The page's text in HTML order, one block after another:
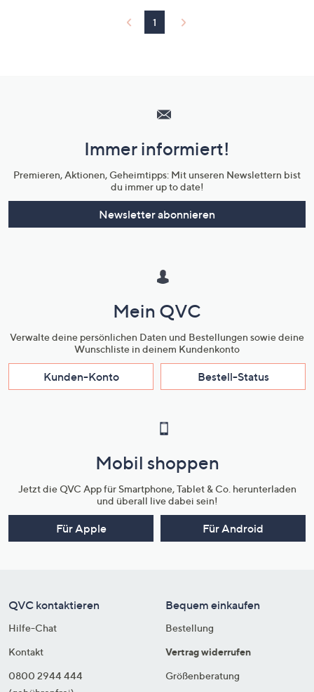
1
Unternehmensinformationen
Immer informiert!
Premieren, Aktionen, Geheimtipps: Mit unseren Newslettern bist
du immer up to date!
Newsletter abonnieren
Mein QVC
Verwalte deine persönlichen Daten und Bestellungen sowie deine
Wunschliste in deinem Kundenkonto
Kunden-Konto Bestell-Status
Mobil shoppen
Jetzt die QVC App für Smartphone, Tablet & Co. herunterladen
und überall live dabei sein!
Für Apple Für Android
QVC kontaktieren
Hilfe-Chat
Kontakt
0800 2944 444
Bequem einkaufen
Bestellung
Vertrag widerrufen
Größenberatung